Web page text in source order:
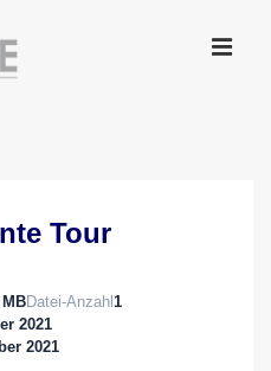
Tour
MBDatei-Anzahl 1
2021
2021